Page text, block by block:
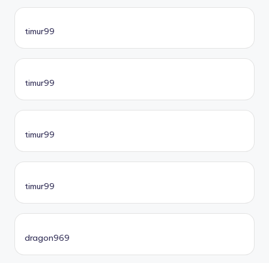
timur99
timur99
timur99
timur99
dragon969